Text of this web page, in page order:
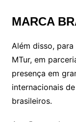
MARCA
Além disso,
MTur, em
presença em
internacionais
brasileiros.